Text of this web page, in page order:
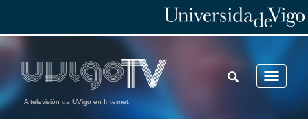
A televisión da UVigo en Internet
Toggle
TOGGLE
SEARCH